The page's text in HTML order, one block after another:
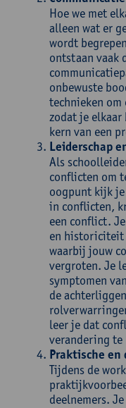
Hoe we met
alleen wat er
wordt
ontstaan vaak
onbewuste
technieken om
zodat je
kern van een
Leiderschap
Als
conflicten om
oogpunt kijk
in conflicten,
een conflict.
en historiciteit
waarbij jouw
vergroten. Je
symptomen
de
leer je dat
verandering te
Praktische en
Tijdens de
deelnemers.